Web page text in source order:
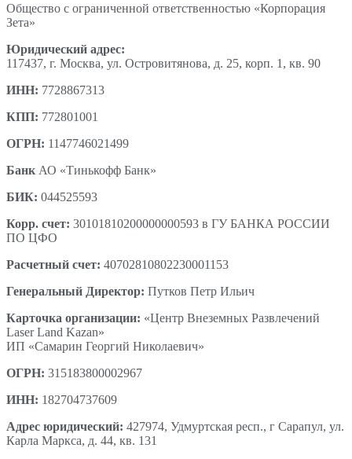
Общество с ограниченной ответственностью «Корпорация
Зета»
Юридический адрес:
117437, г. Москва, ул. Островитянова, д. 25, корп. 1, кв. 90
ИНН: 7728867313
КПП: 772801001
ОГРН: 1147746021499
Банк АО «Тинькофф Банк»
БИК: 044525593
Корр. счет: 30101810200000000593 в ГУ БАНКА РОССИИ
ПО ЦФО
Расчетный счет: 40702810802230001153
Генеральный Директор: Путков Петр Ильич
Карточка организации: «Центр Внеземных Развлечений
Laser Land Kazan»
ИП «Самарин Георгий Николаевич»
ОГРН: 315183800002967
ИНН: 182704737609
Адрес юридический: 427974, Удмуртская респ., г Сарапул, ул.
Карла Маркса, д. 44, кв. 131